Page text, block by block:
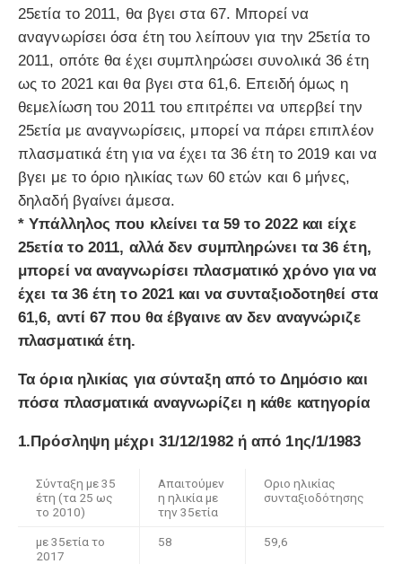
25ετία το 2011, θα βγει στα 67. Μπορεί να
αναγνωρίσει όσα έτη του λείπουν για την 25ετία το
2011, οπότε θα έχει συμπληρώσει συνολικά 36 έτη
ως το 2021 και θα βγει στα 61,6. Επειδή όμως η
θεμελίωση του 2011 του επιτρέπει να υπερβεί την
25ετία με αναγνωρίσεις, μπορεί να πάρει επιπλέον
πλασματικά έτη για να έχει τα 36 έτη το 2019 και να
βγει με το όριο ηλικίας των 60 ετών και 6 μήνες,
δηλαδή βγαίνει άμεσα.
* Υπάλληλος που κλείνει τα 59 το 2022 και είχε
25ετία το 2011, αλλά δεν συμπληρώνει τα 36 έτη,
μπορεί να αναγνωρίσει πλασματικό χρόνο για να
έχει τα 36 έτη το 2021 και να συνταξιοδοτηθεί στα
61,6, αντί 67 που θα έβγαινε αν δεν αναγνώριζε
πλασματικά έτη.
Τα όρια ηλικίας για σύνταξη από το Δημόσιο και
πόσα πλασματικά αναγνωρίζει η κάθε κατηγορία
1.Πρόσληψη μέχρι 31/12/1982 ή από 1ης/1/1983
Σύνταξη με 35
έτη (τα 25 ως
το 2010)
Απαιτούμεν
η ηλικία με
την 35ετία
Οριο ηλικίας
συνταξιοδότησης
με 35ετία το
2017
58 59,6